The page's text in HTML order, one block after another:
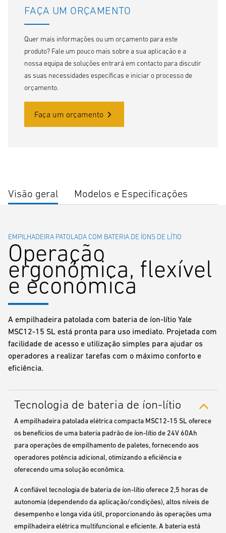
FAÇA UM ORÇAMENTO
Quer mais informações ou um orçamento para este
produto? Fale um pouco mais sobre a sua aplicação e a
nossa equipa de soluções entrará em contacto para discutir
as suas necessidades específicas e iniciar o processo de
orçamento.
Faça um orçamento
Visão geral Modelos e Especificações
EMPILHADEIRA PATOLADA COM BATERIA DE ÍONS DE LÍTIO
Operação
ergonômica, flexível
e económica
A empilhadeira patolada com bateria de íon-lítio Yale
MSC12-15 SL está pronta para uso imediato. Projetada com
facilidade de acesso e utilização simples para ajudar os
operadores a realizar tarefas com o máximo conforto e
eficiência.
Tecnologia de bateria de íon-lítio
A empilhadeira patolada elétrica compacta MSC12-15 SL oferece
os benefícios de uma bateria padrão de íon-lítio de 24V 60Ah
para operações de empilhamento de paletes, fornecendo aos
operadores potência adicional, otimizando a eficiência e
oferecendo uma solução econômica.
A confiável tecnologia de bateria de íon-lítio oferece 2,5 horas de
autonomia (dependendo da aplicação/condições), altos níveis de
desempenho e longa vida útil, proporcionando às operações uma
empilhadeira elétrica multifuncional e eficiente. A bateria está